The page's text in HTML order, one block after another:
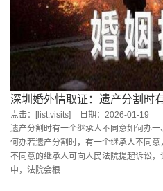
深圳婚外情取证：遗产分割时
点击：[list:visits]
日期：2026-01-19
遗产分割时有一个继承人不同意如何办
何办若遗产分割时，有一个继承人不同意
不同意的继承人可向人民法院提起诉讼
中，法院会根